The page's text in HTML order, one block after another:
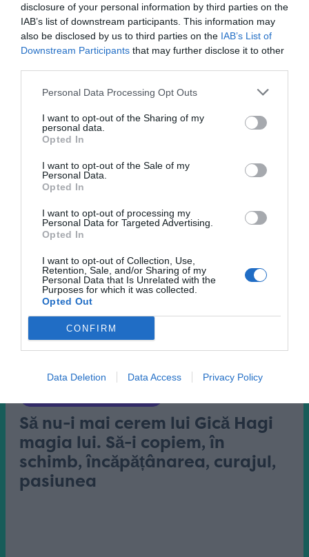
disclosure of your personal information by third parties on the
IAB’s list of downstream participants. This information may
also be disclosed by us to third parties on the IAB’s List of
Downstream Participants that may further disclose it to other
Personal Data Processing Opt Outs
I want to opt-out of the Sharing of my
personal data.
Opted In
I want to opt-out of the Sale of my
Personal Data.
Opted In
I want to opt-out of processing my
Personal Data for Targeted Advertising.
Opted In
I want to opt-out of Collection, Use,
Retention, Sale, and/or Sharing of my
Personal Data that Is Unrelated with the
Purposes for which it was collected.
Opted Out
CONFIRM
Data Deletion Data Access Privacy Policy
„Cum am făcut diferența dintre
excelent și perfect”: cinci lecții
de viață din Masterclass-ul
Festival
Ciprian Rus 16 iunie
Să nu-i mai cerem lui Gică Hagi
magia lui. Să-i copiem, în
schimb, încăpățânarea, curajul,
pasiunea